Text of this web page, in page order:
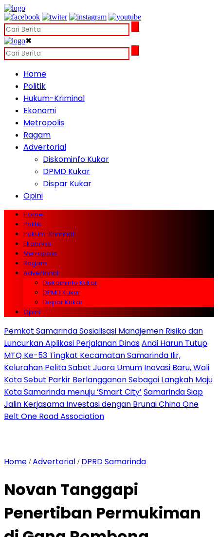
✖
Home
Politik
Hukum-Kriminal
Ekonomi
Metropolis
Ragam
Advertorial
Diskominfo Kukar
DPMD Kukar
Dispar Kukar
Opini
Home
Politik
Hukum-Kriminal
Ekonomi
Metropolis
Ragam
Advertorial
Diskominfo Kukar
DPMD Kukar
Dispar Kukar
Opini
Pemkot Samarinda Sosialisasi Manajemen Risiko dan
Luncurkan Aplikasi Perjalanan DinasAndi Harun Tutup
MTQ Ke-53 Tingkat Kecamatan Samarinda Ilir,
Kelurahan Pelita Sabet Juara Umum Inovasi Baru, Wali
Kota Sebut Parkir Berlangganan Sebagai Langkah Maju
Kota Samarinda menuju ‘Smart City’ Samarinda Siap
Jalin Kerjasama Investasi dengan Brunai China One
Belt One Road Association
Home /Advertorial / DPRD Samarinda
Novan Tanggapi
Penertiban Permukiman